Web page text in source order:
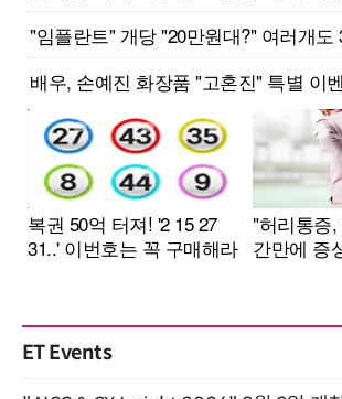
ET Events